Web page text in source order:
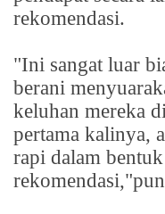
rekomendasi.
"Ini sangat luar
berani
keluhan mereka
pertama kalinya,
rapi dalam bentuk